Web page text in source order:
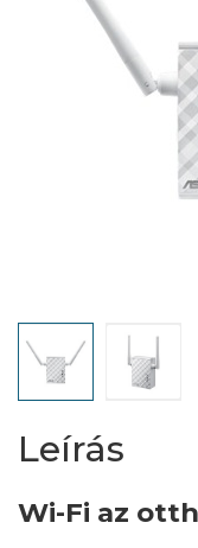
Leírás
Wi-Fi az